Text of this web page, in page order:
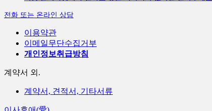
전화 또는 온라인 상담
이용약관
이메일무단수집거부
개인정보취급방침
계약서 외.
계약서, 견적서, 기타서류